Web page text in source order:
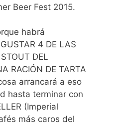
Beer Fest 2015.
habrá
4 DE LAS
DEL
RACIÓN DE TARTA
arrancará a eso
hasta terminar con
(Imperial
más caros del